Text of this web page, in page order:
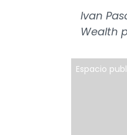
Ivan
Wealth
Espacio